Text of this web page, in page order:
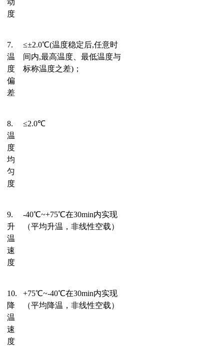
动
度
7.
温
度
偏
差
≤±2.0℃(温度稳定后,任意时
间内,最高温度、最低温度与
标称温度之差) ；
8.
温
度
均
匀
度
≤2.0℃
9.
升
温
速
度
-40℃~+75℃在30min内实现
（平均升温，非线性空载）
10.
降
温
速
度
+75℃~-40℃在30min内实现
（平均降温，非线性空载）